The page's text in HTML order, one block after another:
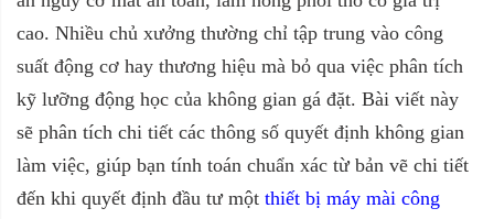
cao. Nhiều chủ xưởng thường chỉ tập trung vào công
suất động cơ hay thương hiệu mà bỏ qua việc phân tích
kỹ lưỡng động học của không gian gá đặt. Bài viết này
sẽ phân tích chi tiết các thông số quyết định không gian
làm việc, giúp bạn tính toán chuẩn xác từ bản vẽ chi tiết
đến khi quyết định đầu tư một thiết bị máy mài công